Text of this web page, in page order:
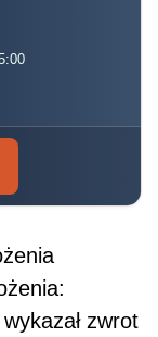
wykazał zwrot